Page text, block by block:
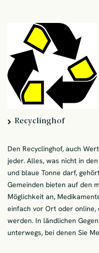
Recyclinghof
Den Recyclinghof, auch
jeder. Alles, was nicht in
und blaue Tonne darf,
Gemeinden bieten auf den
Möglichkeit an,
einfach vor Ort oder online,
werden. In ländlichen
unterwegs, bei denen Sie